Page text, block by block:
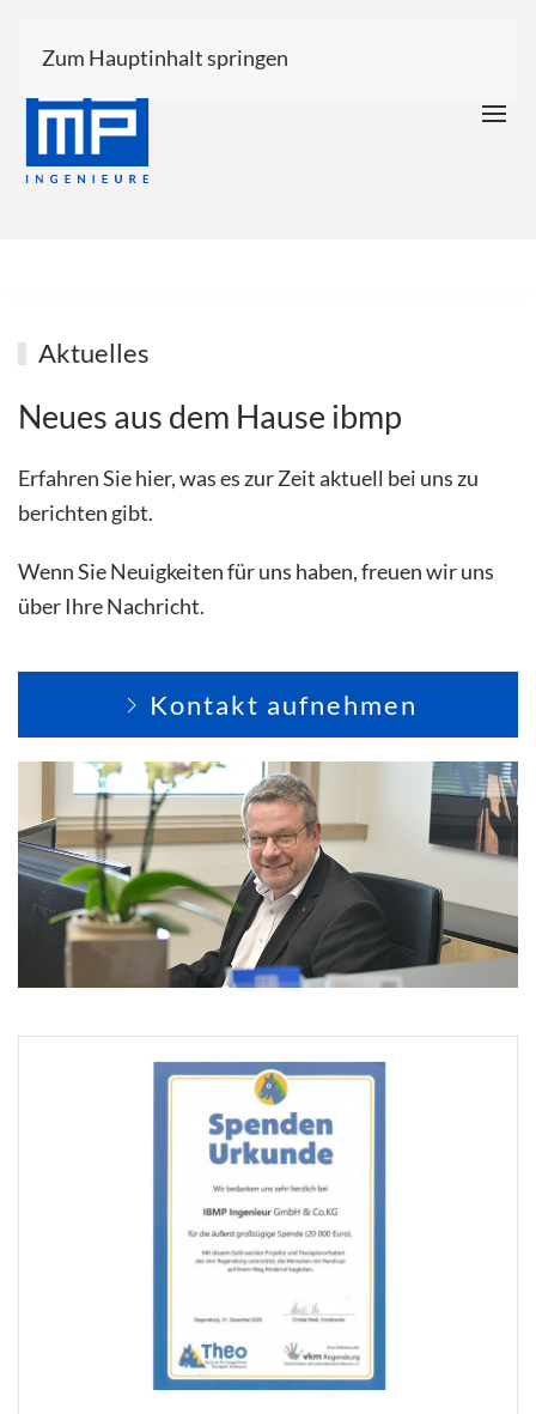
Zum Hauptinhalt springen
Aktuelles
Neues aus dem Hause ibmp
Erfahren Sie hier, was es zur Zeit aktuell bei uns zu
berichten gibt.
Wenn Sie Neuigkeiten für uns haben, freuen wir uns
über Ihre Nachricht.
Kontakt aufnehmen